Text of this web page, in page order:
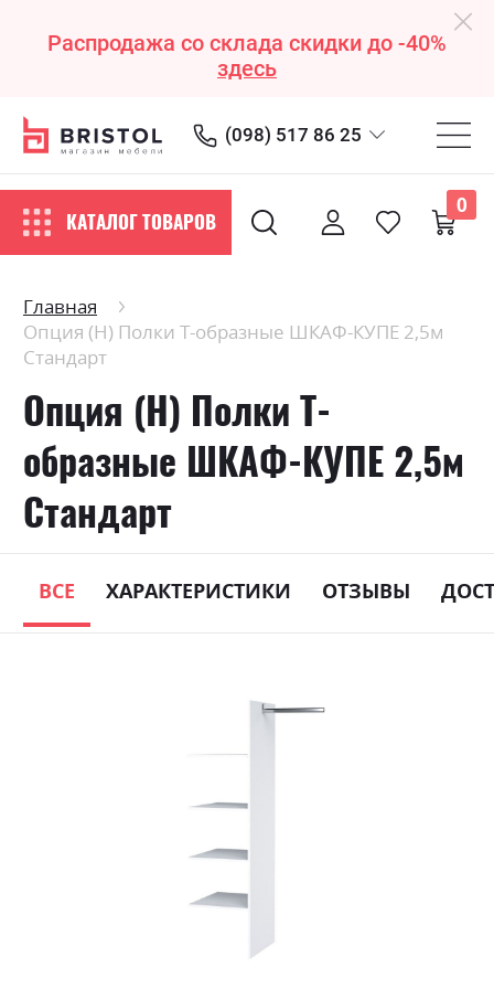
Распродажа со склада скидки до -40%
здесь
(098) 517 86 25
КАТАЛОГ ТОВАРОВ
0
Главная
Опция (Н) Полки Т-образные ШКАФ-КУПЕ 2,5м
Стандарт
Опция (Н) Полки Т-
образные ШКАФ-КУПЕ 2,5м
Стандарт
ВСЕ ХАРАКТЕРИСТИКИ ОТЗЫВЫ